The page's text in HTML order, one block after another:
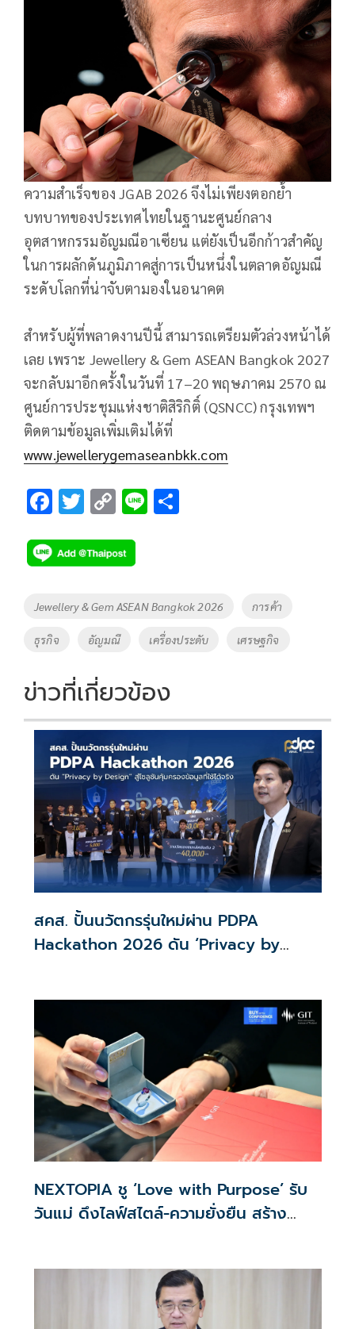
ความสำเร็จของ JGAB 2026 จึงไม่เพียงตอกย้ำ
บทบาทของประเทศไทยในฐานะศูนย์กลาง
อุตสาหกรรมอัญมณีอาเซียน แต่ยังเป็นอีกก้าวสำคัญ
ในการผลักดันภูมิภาคสู่การเป็นหนึ่งในตลาดอัญมณี
ระดับโลกที่น่าจับตามองในอนาคต
สำหรับผู้ที่พลาดงานปีนี้ สามารถเตรียมตัวล่วงหน้าได้
เลย เพราะ Jewellery & Gem ASEAN Bangkok 2027
จะกลับมาอีกครั้งในวันที่ 17–20 พฤษภาคม 2570 ณ
ศูนย์การประชุมแห่งชาติสิริกิติ์ (QSNCC) กรุงเทพฯ
ติดตามข้อมูลเพิ่มเติมได้ที่
www.jewellerygemaseanbkk.com
F
e
b
o
o
k
T
tt
er
C
p
y
Li
n
k
Li
Tags
Jewellery & Gem ASEAN Bangkok 2026 การค้า
ธุรกิจ อัญมณี เครื่องประดับ เศรษฐกิจ
ข่าวที่เกี่ยวข้อง
สคส. ปั้นนวัตกรรุ่นใหม่ผ่าน PDPA
Hackathon 2026 ดัน ‘Privacy by
NEXTOPIA ชู ‘Love with Purpose’ รับ
วันแม่ ดึงไลฟ์สไตล์-ความยั่งยืน สร้าง